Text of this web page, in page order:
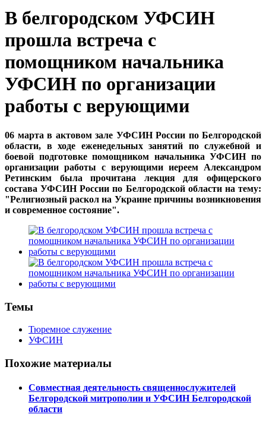
В белгородском УФСИН
прошла встреча с
помощником начальника
УФСИН по организации
работы с верующими
06 марта в актовом зале УФСИН России по Белгородской
области, в ходе еженедельных занятий по служебной и
боевой подготовке помощником начальника УФСИН по
организации работы с верующими иереем Александром
Ретинским была прочитана лекция для офицерского
состава УФСИН России по Белгородской области на тему:
"Религиозный раскол на Украине причины возникновения
и современное состояние".
Темы
Тюремное служение
УФСИН
Похожие материалы
Совместная деятельность священнослужителей
Белгородской митрополии и УФСИН Белгородской
области